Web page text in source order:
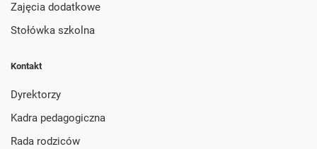
Zajęcia dodatkowe
Stołówka szkolna
Kontakt
Dyrektorzy
Kadra pedagogiczna
Rada rodziców